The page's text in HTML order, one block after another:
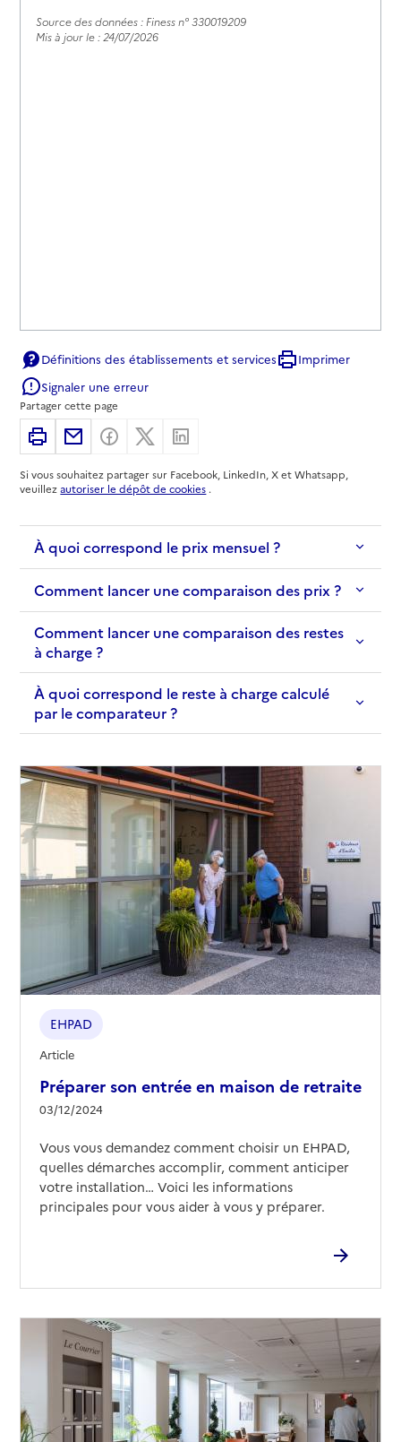
Source des données : Finess n° 330019209
Mis à jour le : 24/07/2026
Définitions des établissements et services
Imprimer
Signaler une erreur
Partager cette page
ImprimerPartager par email
Partager sur Facebook
Partager sur X
Si vous souhaitez partager sur Facebook, LinkedIn, X et Whatsapp,
veuillezautoriser le dépôt de cookies .
À quoi correspond le prix mensuel ?
Comment lancer une comparaison des prix ?
Comment lancer une comparaison des restes
à charge ?
À quoi correspond le reste à charge calculé
par le comparateur ?
Préparer son entrée en maison de retraite
03/12/2024
EHPAD
Article
Vous vous demandez comment choisir un EHPAD,
quelles démarches accomplir, comment anticiper
votre installation… Voici les informations
principales pour vous aider à vous y préparer.